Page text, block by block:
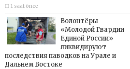
1 saat önce
Волонтёры
«Молодой Гвардии
Единой России»
ликвидируют
последствия паводков на Урале и
Дальнем Востоке